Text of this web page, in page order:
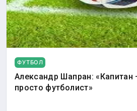
ФУТБОЛ
Александр Шапран:
просто футболист»